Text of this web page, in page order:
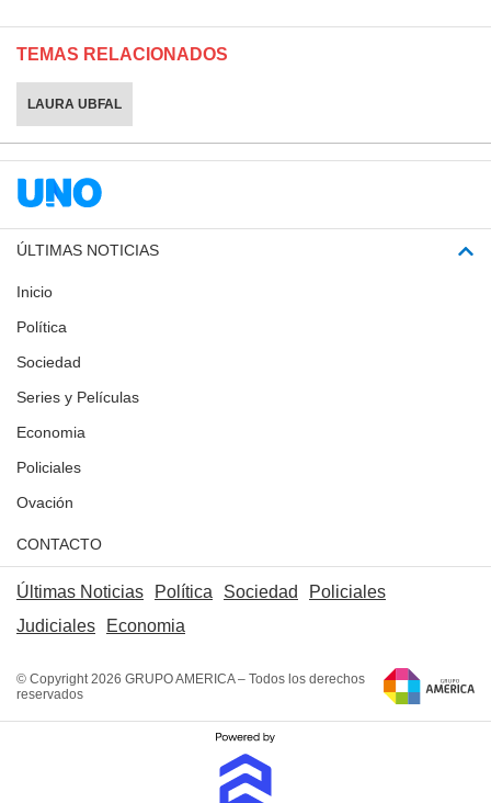
TEMAS RELACIONADOS
LAURA UBFAL
ÚLTIMAS NOTICIAS
Inicio
Política
Sociedad
Series y Películas
Economia
Policiales
Ovación
CONTACTO
Últimas Noticias Política Sociedad
Policiales
Judiciales
Economia
© Copyright 2026 GRUPO AMERICA – Todos los derechos
reservados